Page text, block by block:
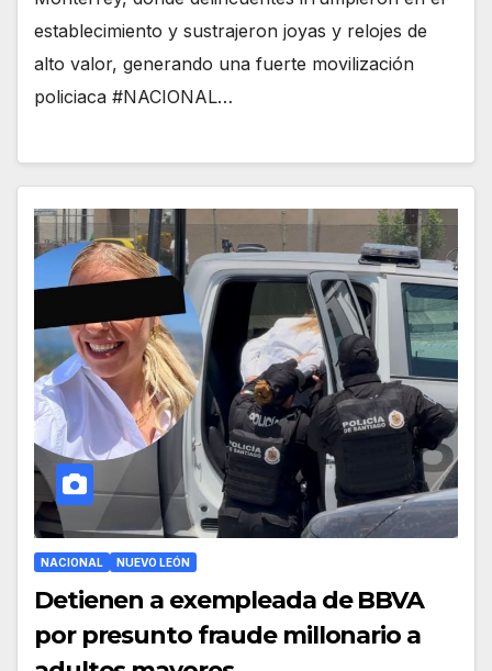
establecimiento y sustrajeron joyas y relojes de
alto valor, generando una fuerte movilización
policiaca #NACIONAL…
NACIONAL NUEVO LEÓN
Detienen a exempleada de BBVA
por presunto fraude millonario a